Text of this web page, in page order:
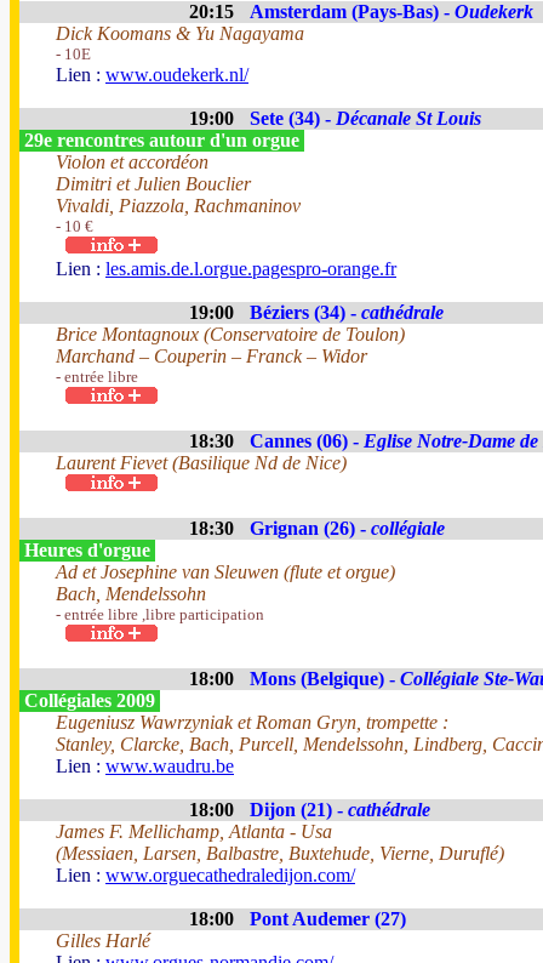
20:15 Amsterdam (Pays-Bas) - Oudekerk
Dick Koomans & Yu Nagayama
- 10E
Lien : www.oudekerk.nl/
19:00 Sete (34) - Décanale St Louis
29e rencontres autour d'un orgue
Violon et accordéon
Dimitri et Julien Bouclier
Vivaldi, Piazzola, Rachmaninov
- 10 €
Lien : les.amis.de.l.orgue.pagespro-orange.fr
19:00 Béziers (34) - cathédrale
Brice Montagnoux (Conservatoire de Toulon)
Marchand – Couperin – Franck – Widor
- entrée libre
18:30 Cannes (06) - Eglise Notre-Dame
Laurent Fievet (Basilique Nd de Nice)
18:30 Grignan (26) - collégiale
Heures d'orgue
Ad et Josephine van Sleuwen (flute et orgue)
Bach, Mendelssohn
- entrée libre ,libre participation
18:00 Mons (Belgique) - Collégiale Ste-
Collégiales 2009
Eugeniusz Wawrzyniak et Roman Gryn, trompette :
Stanley, Clarcke, Bach, Purcell, Mendelssohn, Lindberg,
Lien : www.waudru.be
18:00 Dijon (21) - cathédrale
James F. Mellichamp, Atlanta - Usa
(Messiaen, Larsen, Balbastre, Buxtehude, Vierne, Duruflé)
Lien : www.orguecathedraledijon.com/
18:00
Pont Audemer (27)
Gilles Harlé